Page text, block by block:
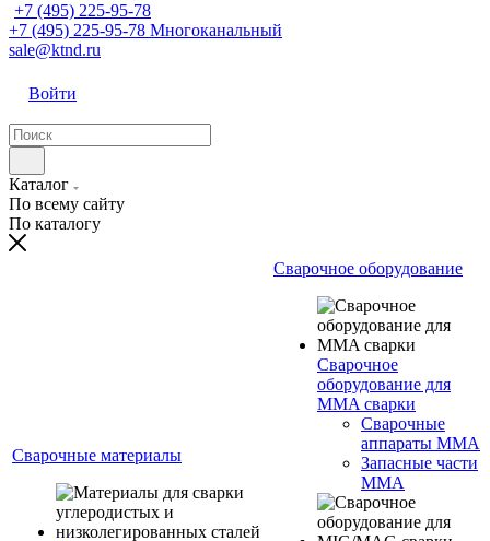
+7 (495) 225-95-78
+7 (495) 225-95-78 Многоканальный
sale@ktnd.ru
Войти
Каталог
По всему сайту
По каталогу
Сварочные материалы
Сварочное оборудование
Сварочное
оборудование для
MMA сварки
Сварочные
аппараты MMA
Запасные части
MMA